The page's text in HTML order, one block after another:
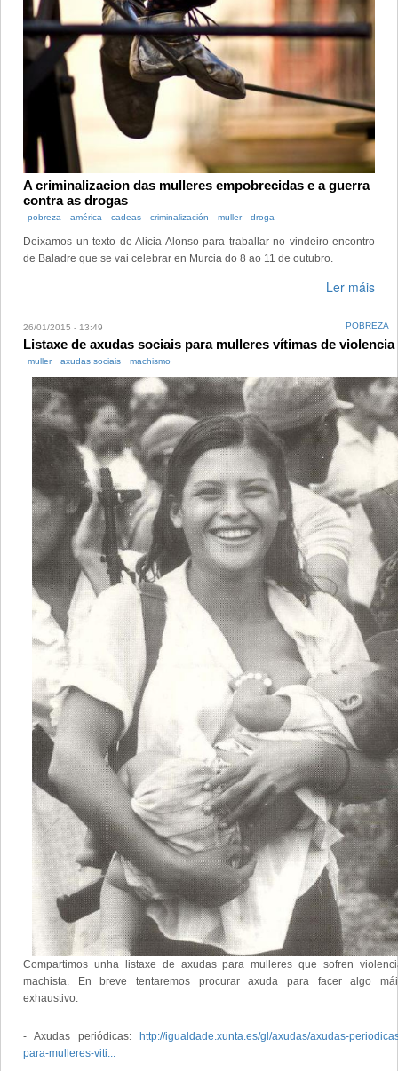
A criminalizacion das mulleres empobrecidas e a guerra
contra as drogas
pobreza américa cadeas criminalización muller droga
Deixamos un texto de Alicia Alonso para traballar no vindeiro encontro
de Baladre que se vai celebrar en Murcia do 8 ao 11 de outubro.
Ler máis
26/01/2015 - 13:49 POBREZA
Listaxe de axudas sociais para mulleres vítimas de violencia
muller axudas sociais machismo
Compartimos unha listaxe de axudas para mulleres que sofren
machista. En breve tentaremos procurar axuda para facer algo
exhaustivo:
- Axudas periódicas:
http://igualdade.xunta.es/gl/axudas/axudas-
para-mulleres-viti...